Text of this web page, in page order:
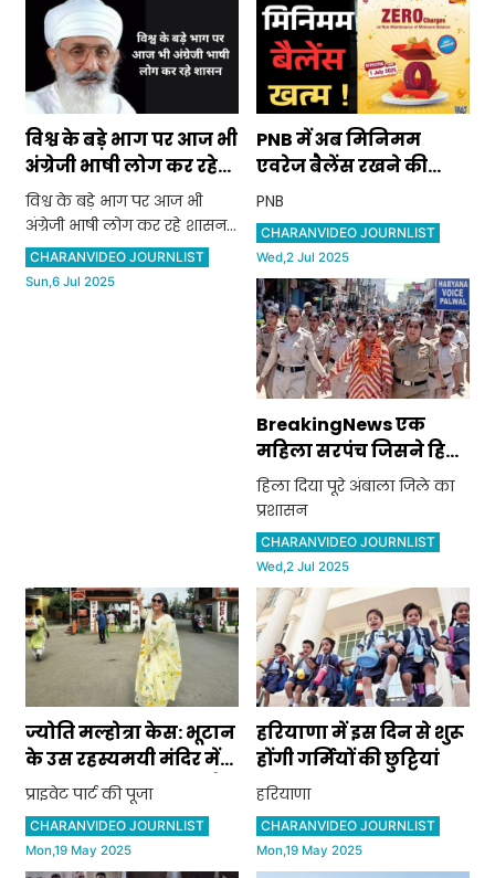
विश्व के बड़े भाग पर आज भी
अंग्रेजी भाषी लोग कर रहे
शासन: ठाकुर दलीप सिंह
विश्व के बड़े भाग पर आज भी
अंग्रेजी भाषी लोग कर रहे शासन:
ठाकुर दलीप सिंह
CHARANVIDEO JOURNLIST
Sun,6 Jul 2025
PNB में अब मिनिमम
एवरेज बैलेंस रखने की
जरूरत नहीं:पहले 600
रुपए तक पेनाल्टी लगती
थी, जानें क्या हैं नए नियम
PNB
CHARANVIDEO JOURNLIST
Wed,2 Jul 2025
BreakingNews एक
महिला सरपंच जिसने हिला
दिया पूरे अंबाला जिले का
प्रशासन
हिला दिया पूरे अंबाला जिले का
प्रशासन
CHARANVIDEO JOURNLIST
Wed,2 Jul 2025
ज्योति मल्होत्रा केस: भूटान
के उस रहस्यमयी मंदिर में
गई थी ज्योति, जहां होती है
प्राइवेट पार्ट की पूजा
प्राइवेट पार्ट की पूजा
CHARANVIDEO JOURNLIST
Mon,19 May 2025
हरियाणा में इस दिन से शुरू
होंगी गर्मियों की छुट्टियां
हरियाणा
CHARANVIDEO JOURNLIST
Mon,19 May 2025